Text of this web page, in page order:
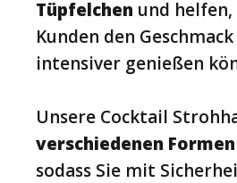
Tüpfelchen und helfen,
Kunden den
intensiver genießen
Unsere Cocktail
verschiedenen
sodass Sie mit